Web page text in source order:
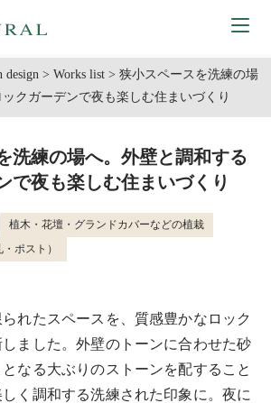
design >Works list >狭小スペースを洗練の場
クガーデンで夜も楽しむ住まいづくり
洗練の場へ。外壁と調和する
で夜も楽しむ住まいづくり
植木・花壇・グランドカバーなどの植栽
ポスト）
れたスペースを、質感豊かなロック
ました。外壁のトーンに合わせた砂
なる大ぶりのストーンを配すること
く調和する洗練された印象に。夜に